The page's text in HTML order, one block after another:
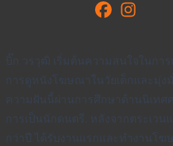
บิ๊ก วรวุฒิ เริ่มต้นความสนใจในการ
การดูหนังโฆษณาในวัยเด็กและมุ่ง
ความฝันนี้ผ่านการศึกษาด้านนิเทศ
การเป็นนักดนตรี. หลังจากตระเวน
กว่าปี ได้รับงานแรกและทำงานโฆ